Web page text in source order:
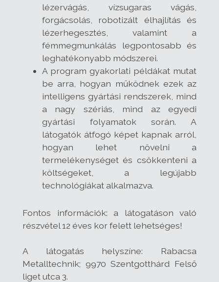
lézervágás, vízsugaras vágás,
forgácsolás, robotizált élhajlítás és
lézerhegesztés, valamint a
fémmegmunkálás legpontosabb és
leghatékonyabb módszerei.
A program gyakorlati példákat mutat
be arra, hogyan működnek ezek az
intelligens gyártási rendszerek, mind
a nagy szériás, mind az egyedi
gyártási folyamatok során. A
látogatók átfogó képet kapnak arról,
hogyan lehet növelni a
termelékenységet és csökkenteni a
költségeket, a legújabb
technológiákat alkalmazva.
Fontos információk: a látogatáson való
részvétel 12 éves kor felett lehetséges!
A látogatás helyszíne: Rabacsa
Metalltechnik; 9970 Szentgotthárd Felső
liget utca 3.